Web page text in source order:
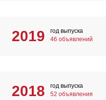
2019
год выпуска
46 объявлений
2018
год выпуска
52 объявления